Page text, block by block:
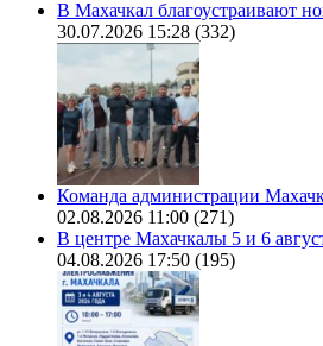
В Махачкал благоустраивают
30.07.2026 15:28 (332)
Команда администрации
02.08.2026 11:00 (271)
В центре Махачкалы 5 и 6
04.08.2026 17:50 (195)